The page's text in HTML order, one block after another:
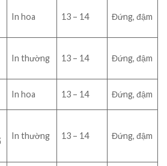
In hoa 13 – 14 Đứng, đậm
In thường 13 – 14 Đứng, đậm
In hoa 13 – 14 Đứng, đậm
In thường 13 – 14 Đứng, đậm